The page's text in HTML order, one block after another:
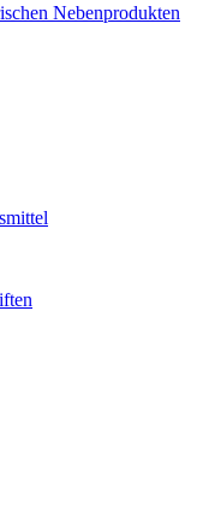
Nebenprodukten